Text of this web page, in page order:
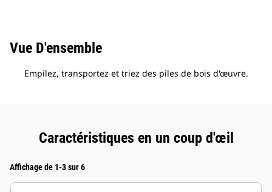
Vue D'ensemble
Empilez, transportez et triez des piles de bois d'œuvre.
Caractéristiques en un coup d'œil
Affichage de 1-3 sur 6